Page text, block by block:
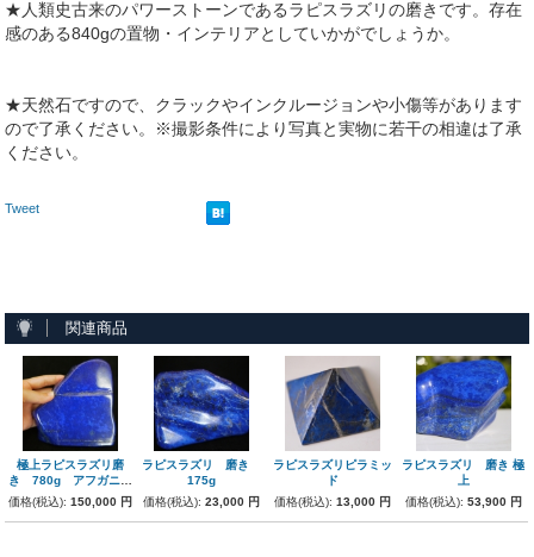
★人類史古来のパワーストーンであるラピスラズリの磨きです。存在
感のある840gの置物・インテリアとしていかがでしょうか。
★天然石ですので、クラックやインクルージョンや小傷等があります
ので了承ください。※撮影条件により写真と実物に若干の相違は了承
ください。
Tweet
関連商品
極上ラピスラズリ磨
き 780g アフガニス
タン産
価格(税込):150,000 円
ラピスラズリ 磨き
175g
価格(税込):23,000 円
ラピスラズリピラミッ
ド
価格(税込): 13,000 円
ラピスラズリ 磨き 極
上
価格(税込): 53,900 円